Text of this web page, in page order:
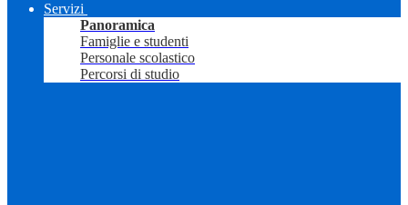
Servizi
Panoramica
Famiglie e studenti
Personale scolastico
Percorsi di studio